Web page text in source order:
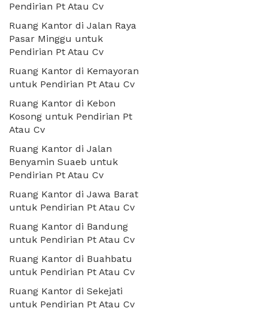
Pendirian Pt Atau Cv
Ruang Kantor di Jalan Raya
Pasar Minggu untuk
Pendirian Pt Atau Cv
Ruang Kantor di Kemayoran
untuk Pendirian Pt Atau Cv
Ruang Kantor di Kebon
Kosong untuk Pendirian Pt
Atau Cv
Ruang Kantor di Jalan
Benyamin Suaeb untuk
Pendirian Pt Atau Cv
Ruang Kantor di Jawa Barat
untuk Pendirian Pt Atau Cv
Ruang Kantor di Bandung
untuk Pendirian Pt Atau Cv
Ruang Kantor di Buahbatu
untuk Pendirian Pt Atau Cv
Ruang Kantor di Sekejati
untuk Pendirian Pt Atau Cv